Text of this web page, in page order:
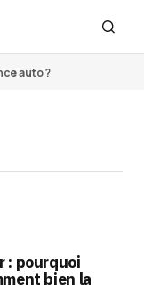
auto ?
: pourquoi
bien la